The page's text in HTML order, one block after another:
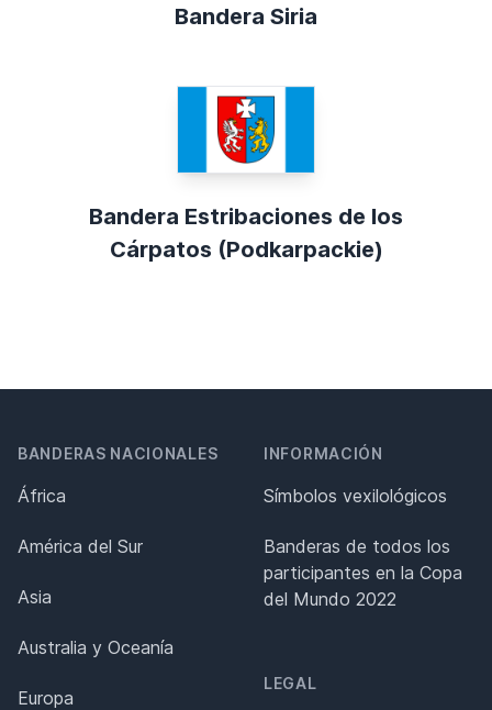
Bandera Siria
Bandera Estribaciones de los
Cárpatos (Podkarpackie)
BANDERAS NACIONALES
África
América del Sur
Asia
Australia y Oceanía
Europa
INFORMACIÓN
Símbolos vexilológicos
Banderas de todos los
participantes en la Copa
del Mundo 2022
LEGAL